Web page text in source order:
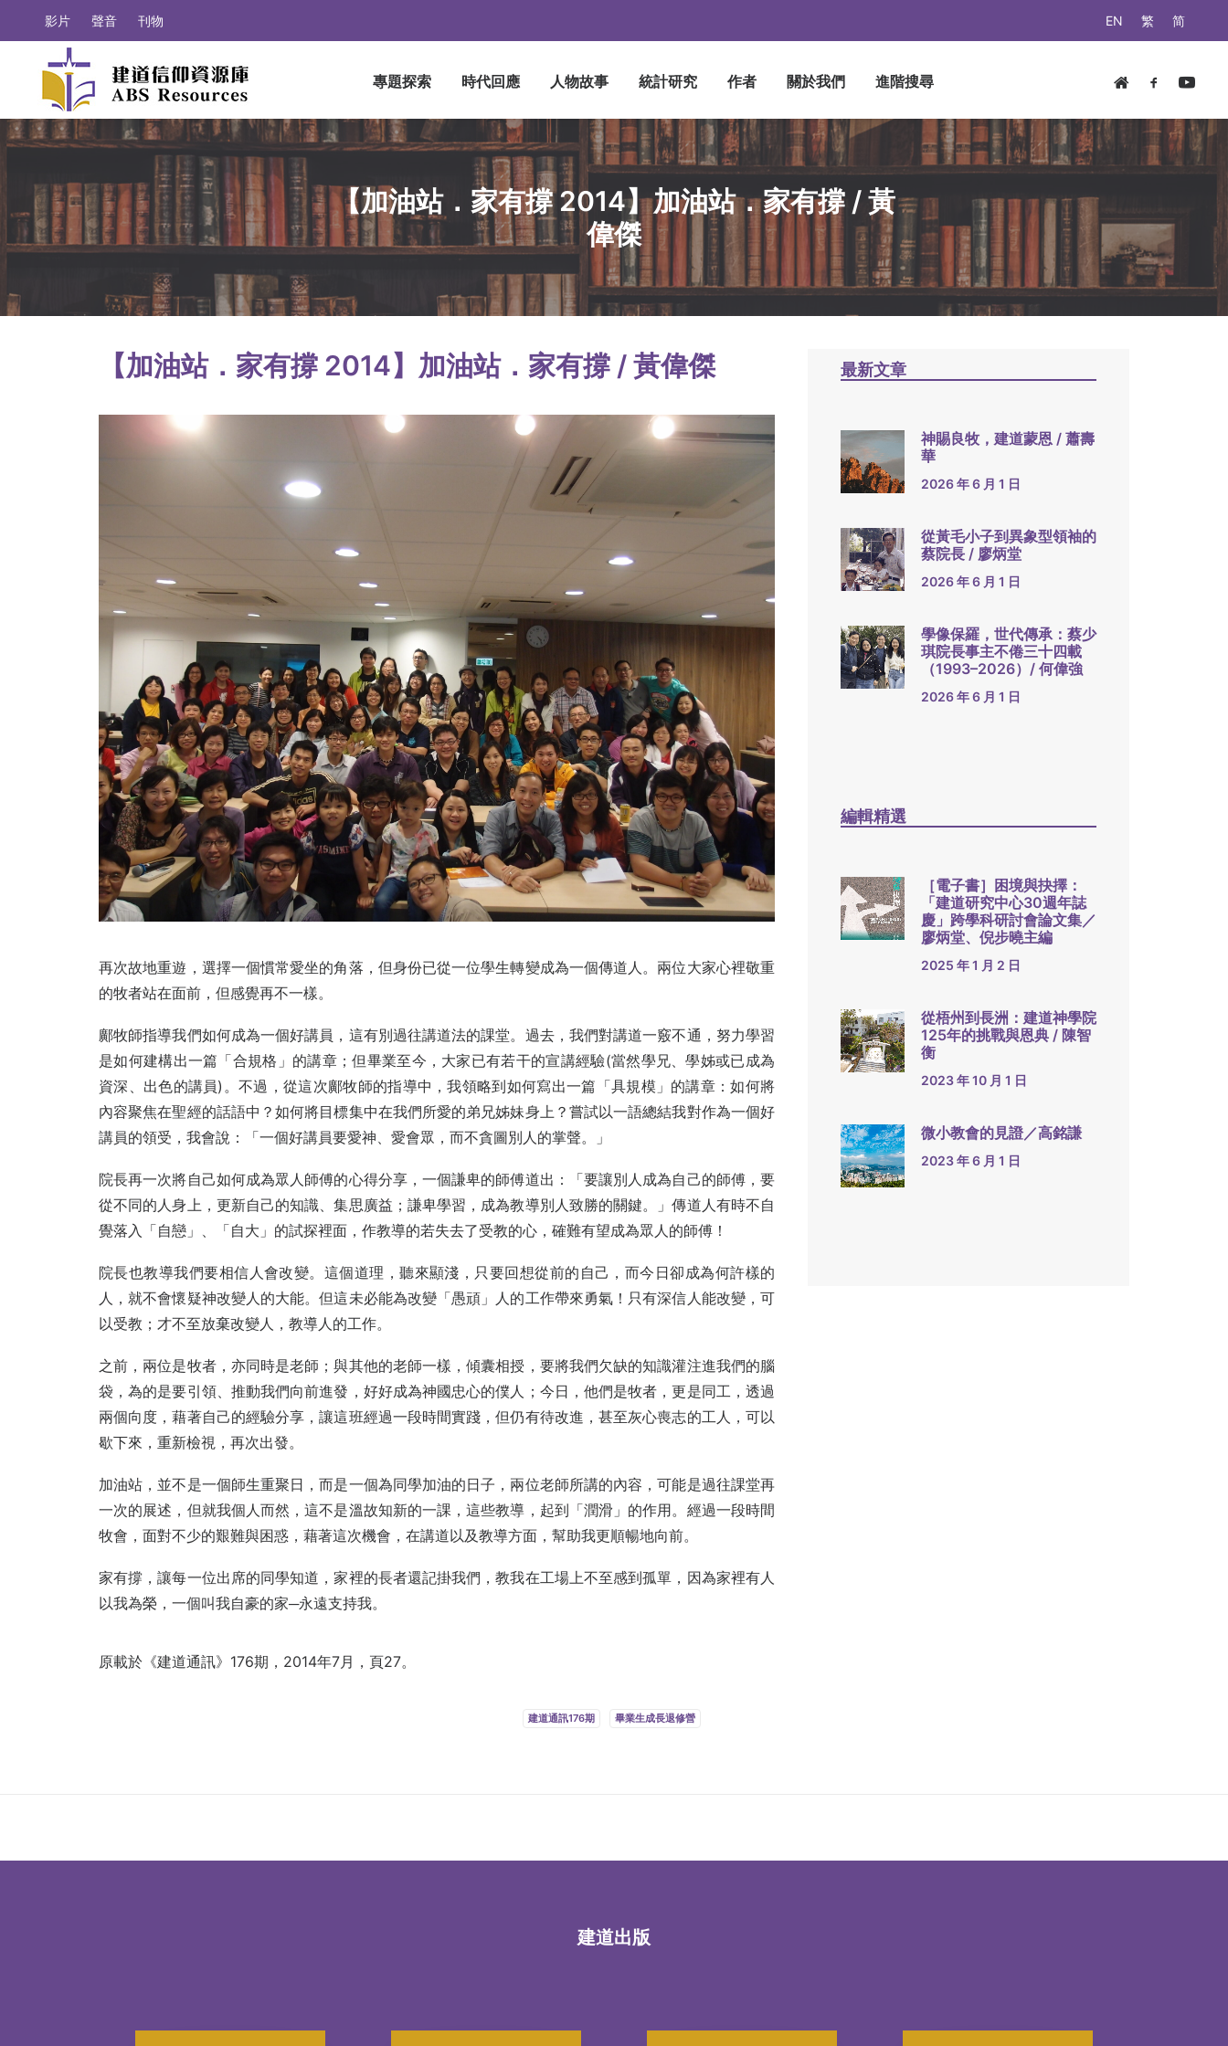
EN 繁 简
影片 聲音 刊物
專題探索 時代回應 人物故事 統計研究 作者 關於我們 進階搜尋
【加油站．家有撐 2014】加油站．家有撐 / 黃
偉傑
【加油站．家有撐 2014】加油站．家有撐 / 黃偉傑
再次故地重遊，選擇一個慣常愛坐的角落，但身份已從一位學生轉變成為一個傳道人。兩位大家心裡敬重
的牧者站在面前，但感覺再不一樣。
鄺牧師指導我們如何成為一個好講員，這有別過往講道法的課堂。過去，我們對講道一竅不通，努力學習
是如何建構出一篇「合規格」的講章；但畢業至今，大家已有若干的宣講經驗(當然學兄、學姊或已成為
資深、出色的講員)。不過，從這次鄺牧師的指導中，我領略到如何寫出一篇「具規模」的講章：如何將
內容聚焦在聖經的話語中？如何將目標集中在我們所愛的弟兄姊妹身上？嘗試以一語總結我對作為一個好
講員的領受，我會說：「一個好講員要愛神、愛會眾，而不貪圖別人的掌聲。」
院長再一次將自己如何成為眾人師傅的心得分享，一個謙卑的師傅道出：「要讓別人成為自己的師傅，要
從不同的人身上，更新自己的知識、集思廣益；謙卑學習，成為教導別人致勝的關鍵。」傳道人有時不自
覺落入「自戀」、「自大」的試探裡面，作教導的若失去了受教的心，確難有望成為眾人的師傅！
院長也教導我們要相信人會改變。這個道理，聽來顯淺，只要回想從前的自己，而今日卻成為何許樣的
人，就不會懷疑神改變人的大能。但這未必能為改變「愚頑」人的工作帶來勇氣！只有深信人能改變，可
以受教；才不至放棄改變人，教導人的工作。
之前，兩位是牧者，亦同時是老師；與其他的老師一樣，傾囊相授，要將我們欠缺的知識灌注進我們的腦
袋，為的是要引領、推動我們向前進發，好好成為神國忠心的僕人；今日，他們是牧者，更是同工，透過
兩個向度，藉著自己的經驗分享，讓這班經過一段時間實踐，但仍有待改進，甚至灰心喪志的工人，可以
歇下來，重新檢視，再次出發。
加油站，並不是一個師生重聚日，而是一個為同學加油的日子，兩位老師所講的內容，可能是過往課堂再
一次的展述，但就我個人而然，這不是溫故知新的一課，這些教導，起到「潤滑」的作用。經過一段時間
牧會，面對不少的艱難與困惑，藉著這次機會，在講道以及教導方面，幫助我更順暢地向前。
家有撐，讓每一位出席的同學知道，家裡的長者還記掛我們，教我在工場上不至感到孤單，因為家裡有人
以我為榮，一個叫我自豪的家─永遠支持我。
原載於 《建道通訊》176期，2014年7月，頁27。
最新文章
神賜良牧，建道蒙恩 / 蕭壽
華
2026 年 6 月 1 日
從黃毛小子到異象型領袖的
蔡院長 / 廖炳堂
2026 年 6 月 1 日
學像保羅，世代傳承：蔡少
琪院長事主不倦三十四載
（1993–2026）/ 何偉強
2026 年 6 月 1 日
編輯精選
［電子書］困境與抉擇：
「建道研究中心30週年誌
慶」跨學科研討會論文集／
廖炳堂、倪步曉主編
2025 年 1 月 2 日
從梧州到長洲：建道神學院
125年的挑戰與恩典 / 陳智
衡
2023 年 10 月 1 日
微小教會的見證／高銘謙
2023 年 6 月 1 日
建道通訊176期 畢業生成長退修營
建道出版